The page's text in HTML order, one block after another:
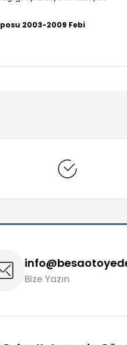
2003-2009 Febi
Bize Yazın